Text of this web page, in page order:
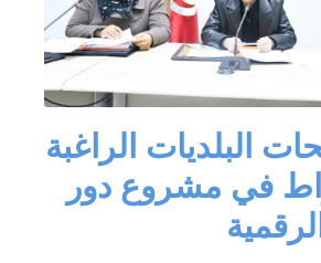
البلديات الراغبة
في مشروع دور